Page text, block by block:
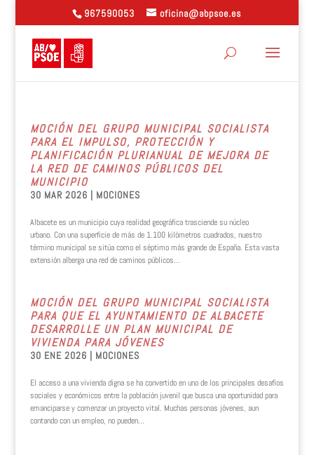
967590053 oficina@abpsoe.es
MOCIÓN DEL GRUPO MUNICIPAL SOCIALISTA
PARA EL IMPULSO, PROTECCIÓN Y
PLANIFICACIÓN PLURIANUAL DE MEJORA DE
LA RED DE CAMINOS PÚBLICOS DEL
MUNICIPIO
30 MAR 2026 | MOCIONES
Albacete es un municipio cuya realidad geográfica trasciende su núcleo
urbano. Con una superficie de más de 1.100 kilómetros cuadrados, nuestro
término municipal se sitúa como el séptimo más grande de España. Esta vasta
extensión alberga una red de caminos públicos...
MOCIÓN DEL GRUPO MUNICIPAL SOCIALISTA
PARA QUE EL AYUNTAMIENTO DE ALBACETE
DESARROLLE UN PLAN MUNICIPAL DE
VIVIENDA PARA JÓVENES
30 ENE 2026 | MOCIONES
El acceso a una vivienda digna se ha convertido en uno de los principales desafíos
sociales y económicos entre la población juvenil que busca una oportunidad para
emanciparse y comenzar un proyecto vital. Muchas personas jóvenes, aun
contando con un empleo, no pueden...